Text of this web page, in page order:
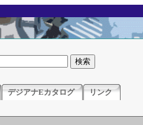
デジアナEカタログ
リンク